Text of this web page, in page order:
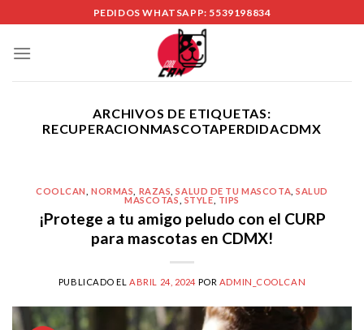
to
content
PEDIDOS WHATSAPP: 5539198834
ARCHIVOS DE ETIQUETAS:
RECUPERACIONMASCOTAPERDIDACDMX
COOLCAN ,NORMAS RAZAS ,SALUD DE TU MASCOTA ,SALUD
MASCOTAS
STYLE TIPS
¡Protege a tu amigo peludo con el CURP
para mascotas en CDMX!
PUBLICADO EL ABRIL 24, 2024 POR ADMIN_COOLCAN